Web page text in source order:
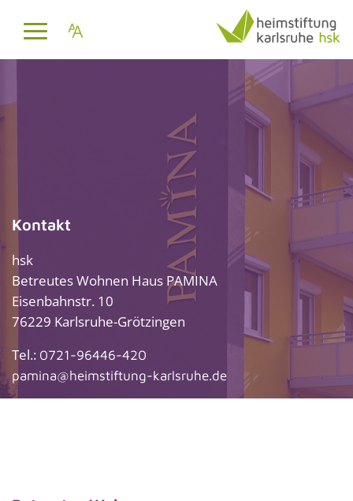
Kontakt
hsk
Betreutes Wohnen Haus PAMINA
Eisenbahnstr. 10
76229 Karlsruhe-Grötzingen
Tel.: 0721-96446-420
pamina@heimstiftung-karlsruhe.de